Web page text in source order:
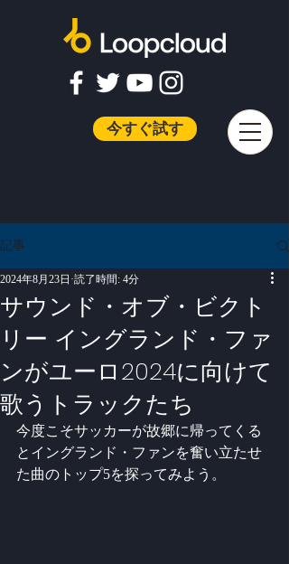
今すぐ試す
記事
サウンド・オブ・ビクト
リー イングランド・ファ
ンがユーロ2024に向けて
歌うトラックたち
2024年8月23日 読了時間: 4分
今度こそサッカーが故郷に帰ってくる
とイングランド・ファンを奮い立たせ
た曲のトップ5を探ってみよう。